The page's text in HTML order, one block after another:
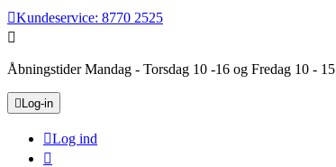
Kundeservice: 8770 2525

Åbningstider Mandag - Torsdag 10 -16 og Fredag 10 - 15
 Log-in
Log ind
